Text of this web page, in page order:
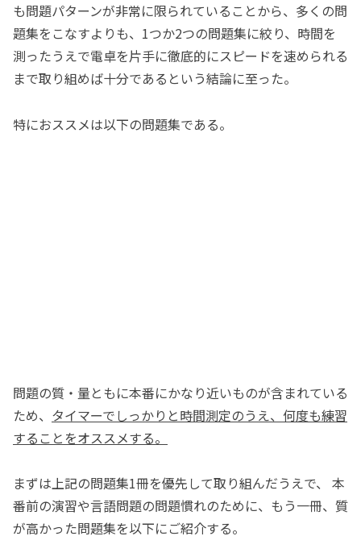
も問題パターンが非常に限られていることから、多くの問
題集をこなすよりも、1つか2つの問題集に絞り、時間を
測ったうえで電卓を片手に徹底的にスピードを速められる
まで取り組めば十分であるという結論に至った。
特におススメは以下の問題集である。
問題の質・量ともに本番にかなり近いものが含まれている
ため、 タイマーでしっかりと時間測定のうえ、何度も練習
することをオススメする。
まずは上記の問題集1冊を優先して取り組んだうえで、 本
番前の演習や言語問題の問題慣れのために、もう一冊、質
が高かった問題集を以下にご紹介する。